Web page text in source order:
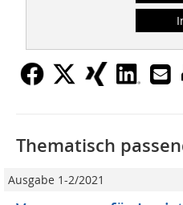
Thematisch
Ausgabe 1-2/2021